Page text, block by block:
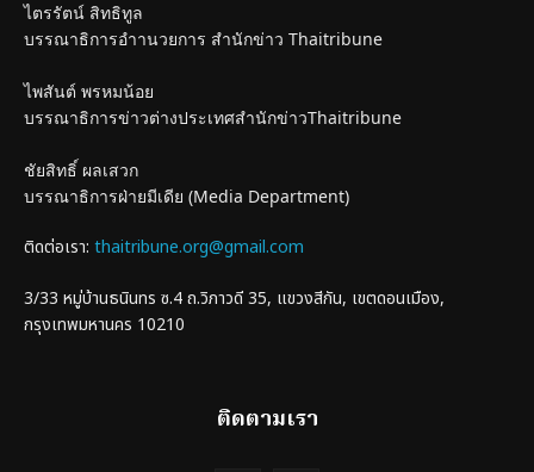
ไตรรัตน์ สิทธิทูล
บรรณาธิการอำานวยการ สำนักข่าว Thaitribune
ไพสันต์ พรหมน้อย
บรรณาธิการข่าวต่างประเทศสำนักข่าวThaitribune
ชัยสิทธิ์ ผลเสวก
บรรณาธิการฝ่ายมีเดีย (Media Department)
ติดต่อเรา: thaitribune.org@gmail.com
3/33 หมู่บ้านธนินทร ซ.4 ถ.วิภาวดี 35, แขวงสีกัน, เขตดอนเมือง,
กรุงเทพมหานคร 10210
ติดตามเรา